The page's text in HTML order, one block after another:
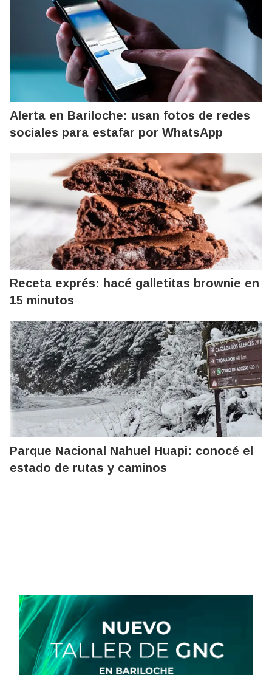
Alerta en Bariloche: usan fotos de redes
sociales para estafar por WhatsApp
Receta exprés: hacé galletitas brownie en
15 minutos
Parque Nacional Nahuel Huapi: conocé el
estado de rutas y caminos